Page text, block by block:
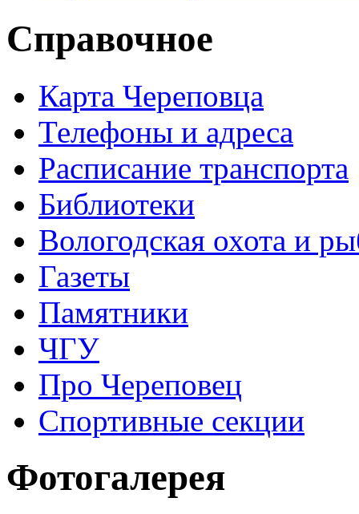
Справочное
Карта Череповца
Телефоны и адреса
Расписание транспорта
Библиотеки
Вологодская охота и
Газеты
Памятники
ЧГУ
Про Череповец
Спортивные секции
Фотогалерея